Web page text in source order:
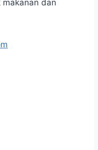
dan